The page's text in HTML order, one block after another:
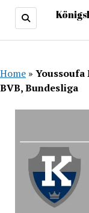
Home » Youssoufa
BVB, Bundesliga